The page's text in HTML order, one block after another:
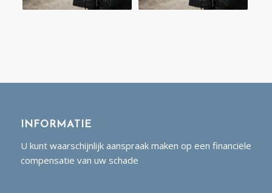
INFORMATIE
U kunt waarschijnlijk aanspraak maken op een financiële
compensatie van uw schade